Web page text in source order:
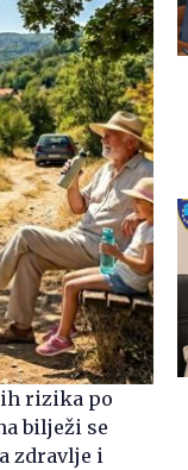
rizika po
bilježi se
zdravlje i